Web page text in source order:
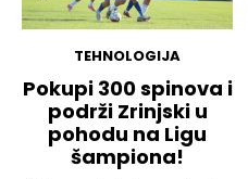
TEHNOLOGIJA
Pokupi 300 spinova i
podrži Zrinjski u
pohodu na Ligu
šampiona!